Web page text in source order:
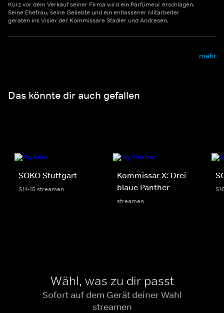
Kurz vor dem Verkauf seiner Firma wird ein Parfümeur erschlagen.
Seine Ehefrau, seine Geliebte und ein entlassener Mitarbeiter
geraten ins Visier der Kommissare Stadler und Andresen.
mehr
Das könnte dir auch gefallen
SOKO Stuttgart
S14-15 streamen
Kommissar X: Drei
blaue Panther
streamen
Wähl, was zu dir passt
Sofort auf dem Gerät deiner Wahl
streamen